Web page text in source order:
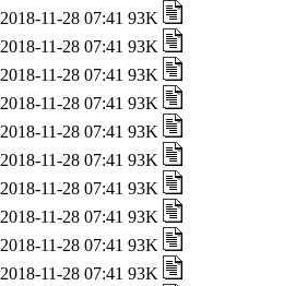
2018-11-28 07:41 93K
2018-11-28 07:41 93K
2018-11-28 07:41 93K
2018-11-28 07:41 93K
2018-11-28 07:41 93K
2018-11-28 07:41 93K
2018-11-28 07:41 93K
2018-11-28 07:41 93K
2018-11-28 07:41 93K
2018-11-28 07:41 93K